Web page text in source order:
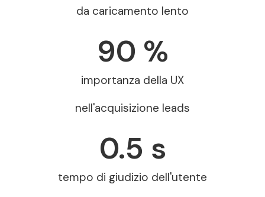
da caricamento lento
90 %
importanza della UX
nell'acquisizione leads
0.5 s
tempo di giudizio dell'utente